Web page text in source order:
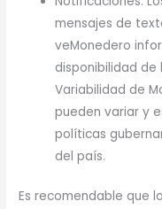
mensajes de
veMonedero
disponibilidad de
Variabilidad de
pueden variar y
políticas
del país.
Es recomendable que